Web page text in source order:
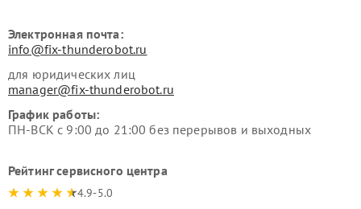
Электронная почта:
info@fix-thunderobot.ru
для юридических лиц
manager@fix-thunderobot.ru
График работы:
ПН-ВСК с 9:00 до 21:00 без перерывов и выходных
Рейтинг сервисного центра
4.9-5.0